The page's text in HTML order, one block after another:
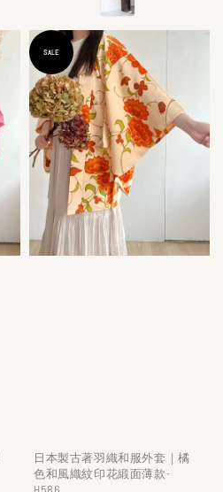
SALE
日本製古著羽織和服外套｜橘
色和風織紋印花緞面薄款-